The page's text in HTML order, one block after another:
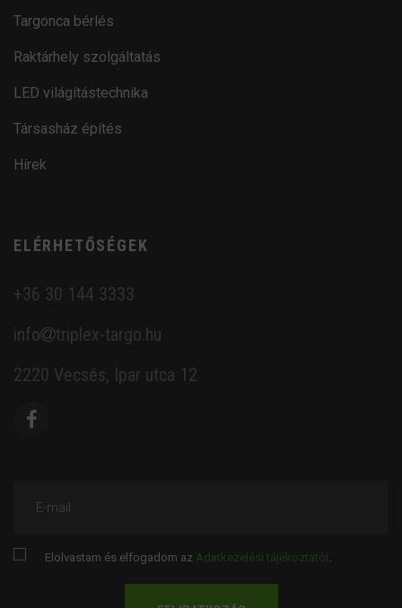
Targonca bérlés
Raktárhely szolgáltatás
LED világítástechnika
Társasház építés
Hírek
ELÉRHETŐSÉGEK
+36 30 144 3333
info
triplex-targo.hu
2220 Vecsés, Ipar utca 12
E-mail
Elolvastam és elfogadom az Adatkezelési tájékoztatót.